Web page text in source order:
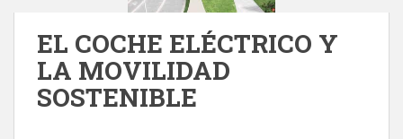
EL COCHE ELÉCTRICO Y
LA MOVILIDAD
SOSTENIBLE